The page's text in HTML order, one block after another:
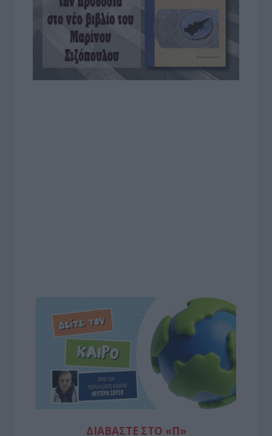
ΔΙΑΒΆΣΤΕ ΣΤΟ «Π»